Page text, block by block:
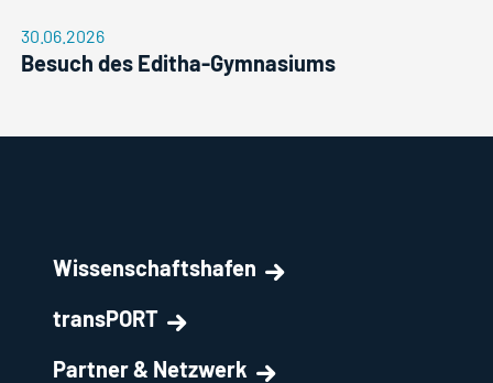
30.06.2026
Besuch des Editha-Gymnasiums
Wissenschaftshafen
transPORT
Partner & Netzwerk